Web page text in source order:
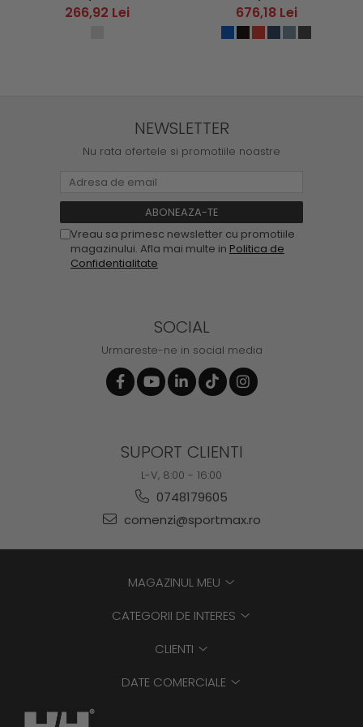
266,92 Lei
676,18 Lei
NEWSLETTER
Nu rata ofertele si promotiile noastre
Vreau sa primesc newsletter cu promotiile
magazinului. Afla mai multe in Politica de
Confidentialitate
SOCIAL
Urmareste-ne in social media
SUPORT CLIENTI
L-V, 8:00 - 16:00
0748179605
comenzi@sportmax.ro
MAGAZINUL MEU
CATEGORII DE INTERES
CLIENTI
DATE COMERCIALE